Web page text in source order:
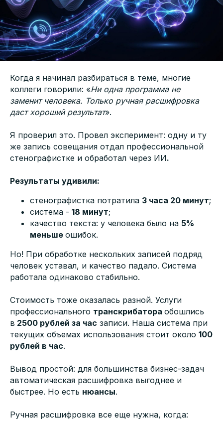
Когда я начинал разбираться в теме, многие
коллеги говорили: «Ни одна программа не
заменит человека. Только ручная расшифровка
даст хороший результат».
Я проверил это. Провел эксперимент: одну и ту
же запись совещания отдал профессиональной
стенографистке и обработал через ИИ.
Результаты удивили:
стенографистка потратила 3 часа 20 минут;
система - 18 минут;
качество текста: у человека было на 5%
меньше ошибок.
Но! При обработке нескольких записей подряд
человек уставал, и качество падало. Система
работала одинаково стабильно.
Стоимость тоже оказалась разной. Услуги
профессионального транскрибатора обошлись
в 2500 рублей за час записи. Наша система при
текущих объемах использования стоит около 100
рублей в час.
Вывод простой: для большинства бизнес-задач
автоматическая расшифровка выгоднее и
быстрее. Но есть нюансы.
Ручная расшифровка все еще нужна, когда: